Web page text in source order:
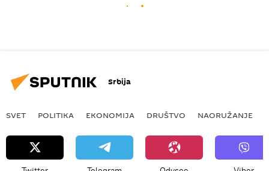
Srbija
SVET POLITIKA EKONOMIJA DRUŠTVO NAORUŽANJE